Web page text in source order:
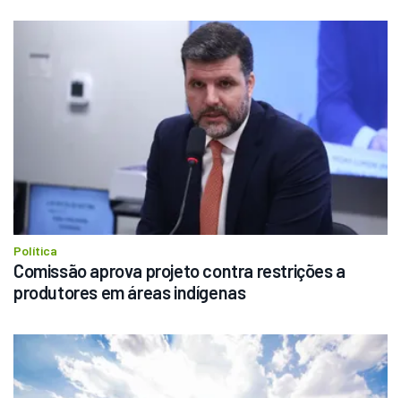
Política
Comissão aprova projeto contra restrições a
produtores em áreas indígenas